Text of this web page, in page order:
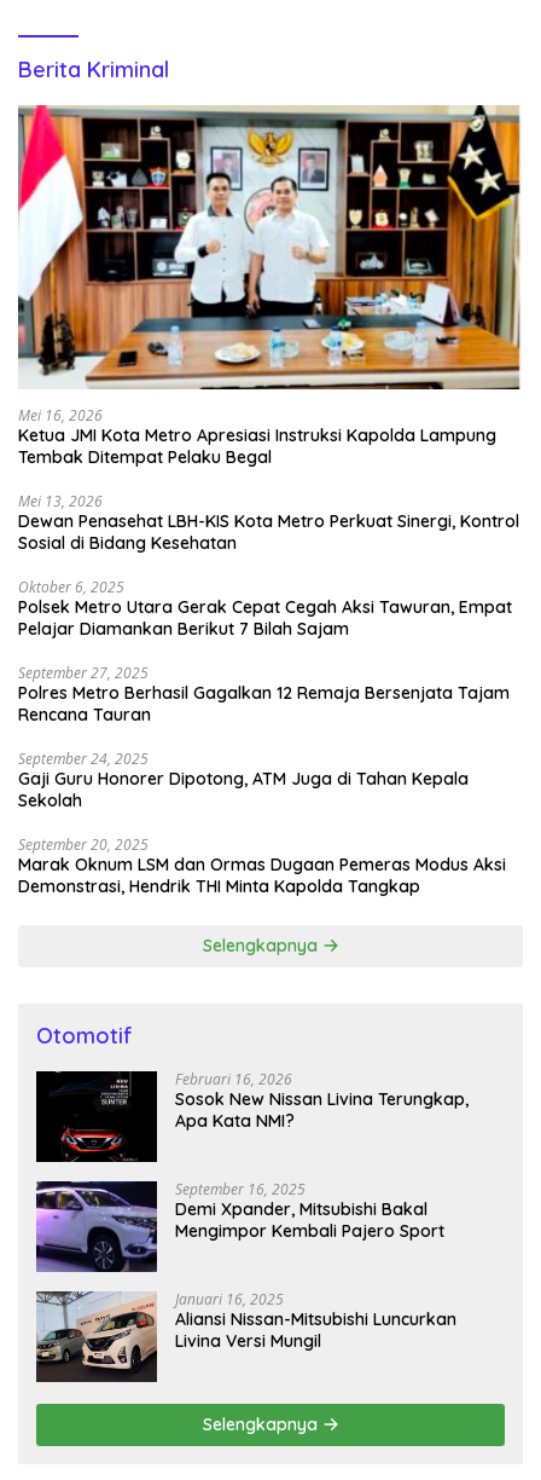
Berita Kriminal
Mei 16, 2026
Ketua JMI Kota Metro Apresiasi Instruksi Kapolda Lampung
Tembak Ditempat Pelaku Begal
Mei 13, 2026
Dewan Penasehat LBH-KIS Kota Metro Perkuat Sinergi, Kontrol
Sosial di Bidang Kesehatan
Oktober 6, 2025
Polsek Metro Utara Gerak Cepat Cegah Aksi Tawuran, Empat
Pelajar Diamankan Berikut 7 Bilah Sajam
September 27, 2025
Polres Metro Berhasil Gagalkan 12 Remaja Bersenjata Tajam
Rencana Tauran
September 24, 2025
Gaji Guru Honorer Dipotong, ATM Juga di Tahan Kepala
Sekolah
September 20, 2025
Marak Oknum LSM dan Ormas Dugaan Pemeras Modus Aksi
Demonstrasi, Hendrik THI Minta Kapolda Tangkap
Selengkapnya
Otomotif
Februari 16, 2026
Sosok New Nissan Livina Terungkap,
Apa Kata NMI?
September 16, 2025
Demi Xpander, Mitsubishi Bakal
Mengimpor Kembali Pajero Sport
Januari 16, 2025
Aliansi Nissan-Mitsubishi Luncurkan
Livina Versi Mungil
Selengkapnya